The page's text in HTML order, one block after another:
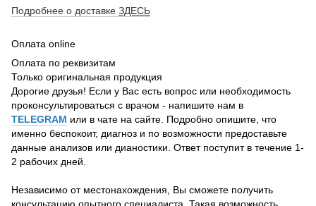
Подробнее о доставке ЗДЕСЬ
Оплата online
Оплата по реквизитам
Только оригинальная продукция
Дорогие друзья! Если у Вас есть вопрос или необходимость
проконсультироваться с врачом - напишите нам в
TELEGRAM или в чате на сайте. Подробно опишите, что
именно беспокоит, диагноз и по возможности предоставьте
данные анализов или дианостики. Ответ поступит в течение 1-
2 рабочих дней.
Независимо от местонахождения, Вы сможете получить
консультацию опытного специалиста. Такая возможность